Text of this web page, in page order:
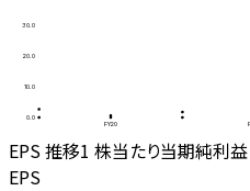
0.0
10.0
20.0
30.0
FY20
EPS 推移1 株当たり当期純利
EPS